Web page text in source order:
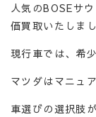
人気のBOSEサ
価買取いたしま
現行車では、希
マツダはマニュ
車選びの選択肢